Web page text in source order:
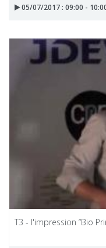
05/07/2017 : 09:00 -
T3 - l'impression “Bio